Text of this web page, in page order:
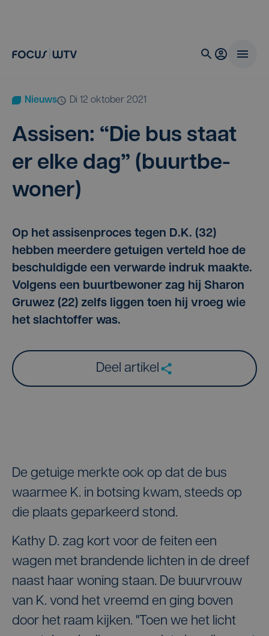
Nieuws di 12 oktober 2021
Assi­sen: “Die bus staat
er elke dag” (buurt­be­
wo­ner)
Op het assisenproces tegen D.K. (32)
hebben meerdere getuigen verteld hoe de
beschuldigde een verwarde indruk maakte.
Volgens een buurtbewoner zag hij Sharon
Gruwez (22) zelfs liggen toen hij vroeg wie
het slachtoffer was.
Deel artikel
De getuige merkte ook op dat de bus
waarmee K. in botsing kwam, steeds op
die plaats geparkeerd stond.
Kathy D. zag kort voor de feiten een
wagen met brandende lichten in de dreef
naast haar woning staan. De buurvrouw
van K. vond het vreemd en ging boven
door het raam kijken. "Toen we het licht